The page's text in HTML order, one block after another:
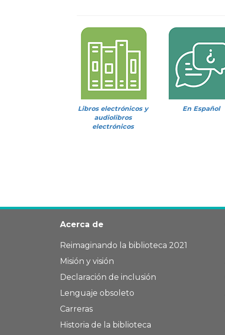
Libros electrónicos y
audiolibros
electrónicos
En Español
Acerca de
Reimaginando la biblioteca 2021
Misión y visión
Declaración de inclusión
Lenguaje obsoleto
Carreras
Historia de la biblioteca